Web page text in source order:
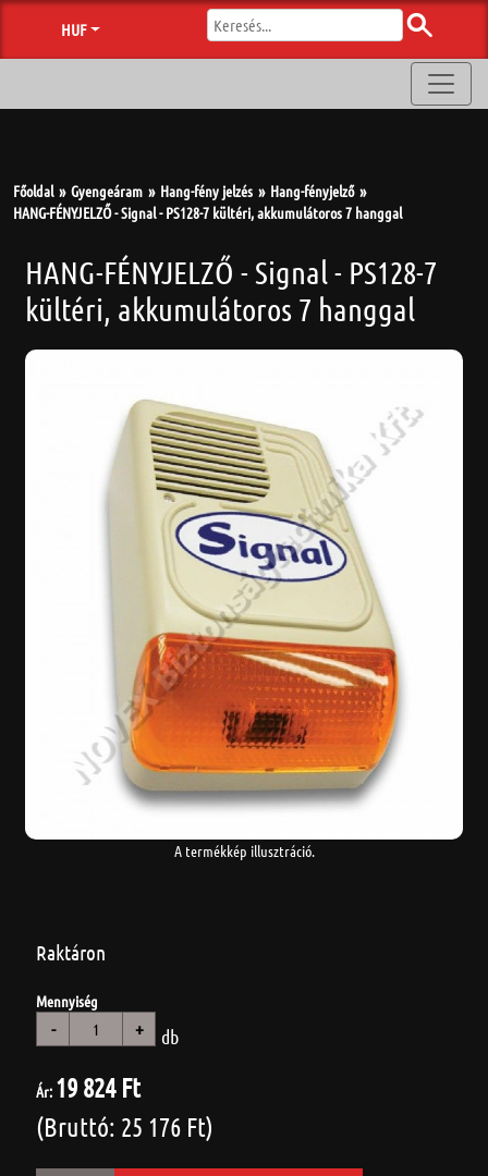
HUF
Főoldal Gyengeáram Hang-fény jelzés
Hang-fényjelző
HANG-FÉNYJELZŐ - Signal - PS128-7 kültéri, akkumulátoros 7 hanggal
HANG-FÉNYJELZŐ - Signal - PS128-7
kültéri, akkumulátoros 7 hanggal
A termékkép illusztráció.
Raktáron
Mennyiség
- + db
Ár: 19 824 Ft
(Bruttó: 25 176 Ft)